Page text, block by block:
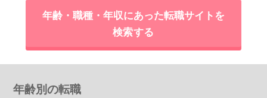
年齢・職種・年収にあった転職サイトを
検索する
年齢別の転職